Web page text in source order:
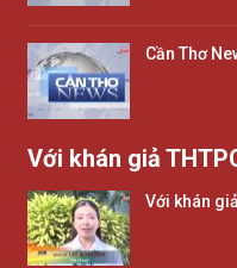
Cần Thơ
Với khán giả
Với khán